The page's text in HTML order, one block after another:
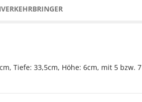
Tiefe: 33,5cm, Höhe: 6cm, mit 5 bzw. 7